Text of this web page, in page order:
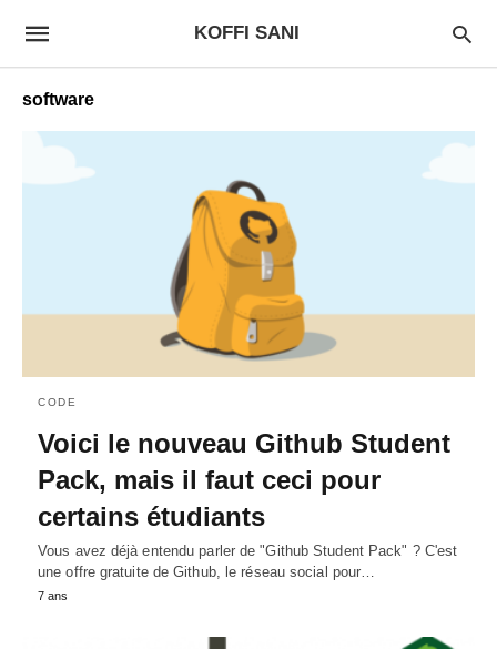
KOFFI SANI
software
CODE
Voici le nouveau Github Student
Pack, mais il faut ceci pour
certains étudiants
Vous avez déjà entendu parler de "Github Student Pack" ? C'est
une offre gratuite de Github, le réseau social pour…
7 ans